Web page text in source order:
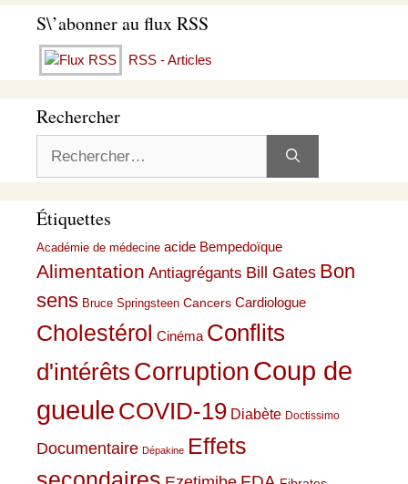
S\’abonner au flux RSS
RSS - Articles
Rechercher
Étiquettes
Académie de médecine acide Bempedoïque
Alimentation Antiagrégants Bill Gates Bon
sens Bruce Springsteen Cancers Cardiologue
Cholestérol Cinéma Conflits
d'intérêts CorruptionCoup de
gueule COVID-19 Diabète Doctissimo
Documentaire Dépakine Effets